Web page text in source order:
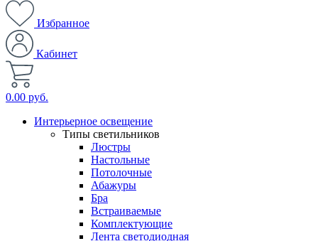
Избранное
Кабинет
0.00 руб.
Интерьерное освещение
Типы светильников
Люстры
Настольные
Потолочные
Абажуры
Бра
Встраиваемые
Комплектующие
Лента светодиодная